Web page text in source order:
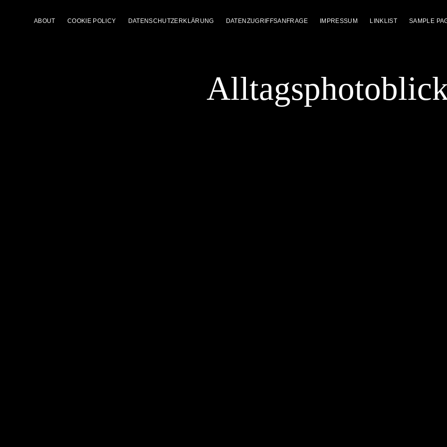
ABOUT COOKIE POLICY DATENSCHUTZERKLÄRUNG DATENZUGRIFFSANFRAGE IMPRESSUM LINKLIST SAMPLE